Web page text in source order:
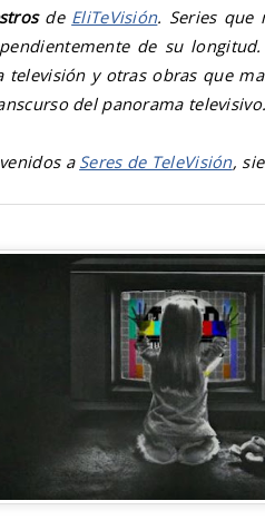
de EliTeVisión. Series que
de su
televisión y otras obras que
del panorama televisivo.
a Seres de TeleVisión,